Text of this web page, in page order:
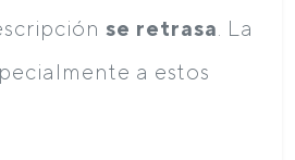
se retrasa . La
a estos